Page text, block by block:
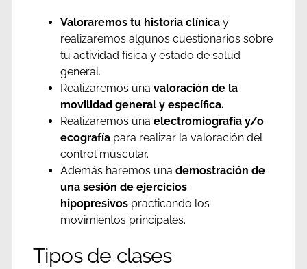
Valoraremos tu historia clínicay
realizaremos algunos cuestionarios sobre
tu actividad física y estado de salud
general.
Realizaremos una valoración de la
movilidad general y específica.
Realizaremos una electromiografía y/o
ecografíapara realizar la valoración del
control muscular.
Además haremos una demostración de
una sesión de ejercicios
hipopresivospracticando los
movimientos principales.
Tipos de clases